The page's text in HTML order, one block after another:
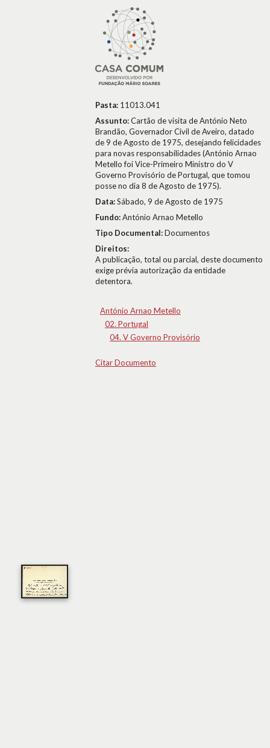
Pasta: 11013.041
Assunto:Cartão de visita de António Neto
Brandão, Governador Civil de Aveiro, datado
de 9 de Agosto de 1975, desejando felicidades
para novas responsabilidades (António Arnao
Metello foi Vice-Primeiro Ministro do V
Governo Provisório de Portugal, que tomou
posse no dia 8 de Agosto de 1975).
Data:Sábado, 9 de Agosto de 1975
Fundo:António Arnao Metello
Tipo Documental:Documentos
Direitos:
A publicação, total ou parcial, deste documento
exige prévia autorização da entidade
detentora.
António Arnao Metello
02. Portugal
04. V Governo Provisório
Citar Documento